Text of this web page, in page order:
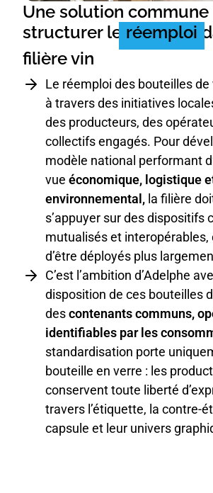
Une solution commune
structurer le réemploi
filière vin
Le réemploi des bouteilles
à travers des initiatives
des producteurs, des
collectifs engagés. Pour
modèle national performant
vue économique, logistique
environnemental, la filière
s’appuyer sur des dispositifs
mutualisés et interopérables,
d’être déployés plus
C’est l’ambition d’Adelphe
disposition de ces bouteilles
descontenants communs,
identifiables par les
standardisation porte
bouteille en verre : les
conservent toute liberté
travers l’étiquette, la contre-
capsule et leur univers